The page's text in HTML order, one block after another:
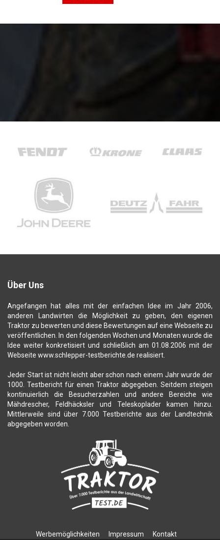
Über Uns
Angefangen hat alles mit der einfachen Idee im Jahr 2006,
anderen Landwirten die Möglichkeit zu geben, den eigenen
Traktor zu bewerten und diese Bewertungen auf eine Webseite zu
veröffentlichen. In den folgenden Wochen und Monaten wurde die
Idee weiter konkretisiert und schließlich am 01.08.2006 mit der
Webseite www.schlepper-testberichte.de realisiert.
Jeder Start ist nicht leicht aber schon nach einem Jahr wurde der
1000. Testbericht für einen Traktor abgegeben. Seitdem steigen
kontinuierlich die Besucherzahlen und andere Bereiche wie
Mähdrescher, Feldhäcksler und Teleskoplader kamen hinzu.
Mittlerweile sind über 7.000 Testberichte aus der Landtechnik
abgegeben worden.
Werbemöglichkeiten Impressum Kontakt